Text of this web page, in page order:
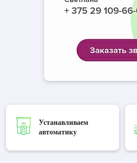
Устанавливаем
автоматику